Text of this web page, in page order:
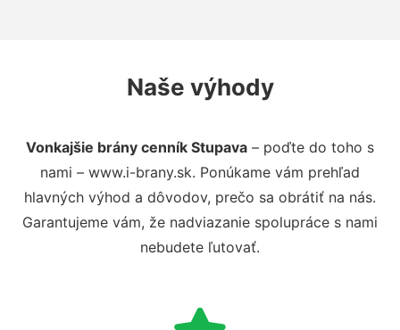
Naše výhody
Vonkajšie brány cenník Stupava – poďte do toho s
nami – www.i-brany.sk. Ponúkame vám prehľad
hlavných výhod a dôvodov, prečo sa obrátiť na nás.
Garantujeme vám, že nadviazanie spolupráce s nami
nebudete ľutovať.